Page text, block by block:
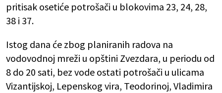
pritisak osetiće potrošači u blokovima 23, 24, 28,
38 i 37.
Istog dana će zbog planiranih radova na
vodovodnoj mreži u opštini Zvezdara, u periodu od
8 do 20 sati, bez vode ostati potrošači u ulicama
Vizantijskoj, Lepenskog vira, Teodorinoj, Vladimira